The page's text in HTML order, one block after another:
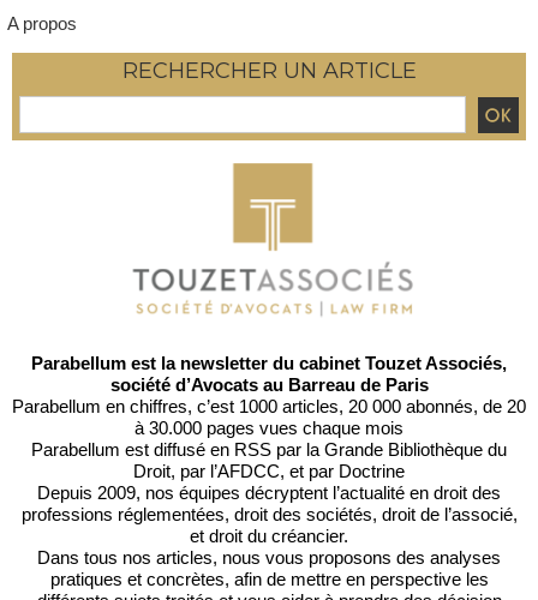
A propos
RECHERCHER UN ARTICLE
Parabellum est la newsletter du cabinet Touzet Associés,
société d’Avocats au Barreau de Paris
Parabellum en chiffres, c’est 1000 articles, 20 000 abonnés, de 20
à 30.000 pages vues chaque mois
Parabellum est diffusé en RSS par la Grande Bibliothèque du
Droit, par l’AFDCC, et par Doctrine
Depuis 2009, nos équipes décryptent l’actualité en droit des
professions réglementées, droit des sociétés, droit de l’associé,
et droit du créancier.
Dans tous nos articles, nous vous proposons des analyses
pratiques et concrètes, afin de mettre en perspective les